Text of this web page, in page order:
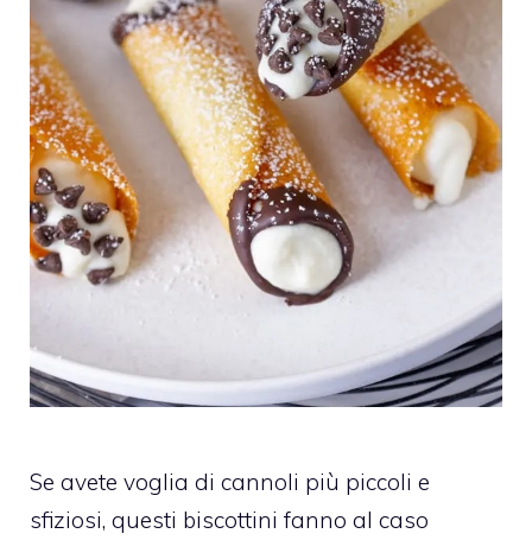
Se avete voglia di cannoli più piccoli e
sfiziosi, questi biscottini fanno al caso